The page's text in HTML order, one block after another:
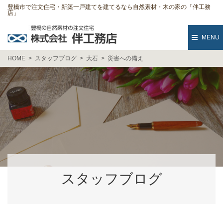
豊橋市で注文住宅・新築一戸建てを建てるなら自然素材・木の家の「伴工務
店」
MENU
HOME スタッフブログ 大石 災害への備え
スタッフブログ